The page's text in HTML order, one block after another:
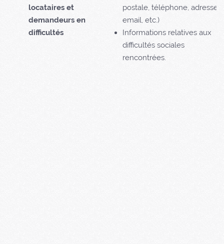
locataires et
demandeurs en
difficultés
postale, téléphone, adresse
email, etc.)
Informations relatives aux
difficultés sociales
rencontrées.